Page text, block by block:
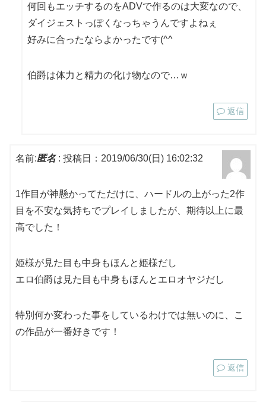
何回もエッチするのをADVで作るのは大変なので、
ダイジェストっぽくなっちゃうんですよねぇ
好みに合ったならよかったです(^^
伯爵は体力と精力の化け物なので…ｗ
返信
名前:匿名: 投稿日：2019/06/30(日) 16:02:32
1作目が神懸かってただけに、ハードルの上がった2作
目を不安な気持ちでプレイしましたが、期待以上に最
高でした！
姫様が見た目も中身もほんと姫様だし
エロ伯爵は見た目も中身もほんとエロオヤジだし
特別何か変わった事をしているわけでは無いのに、こ
の作品が一番好きです！
返信